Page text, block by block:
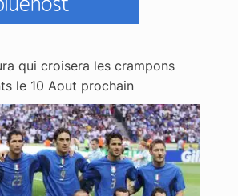
qui croisera les crampons
le 10 Aout prochain